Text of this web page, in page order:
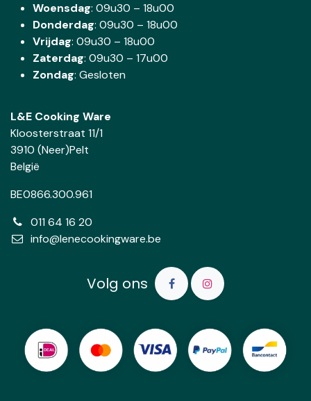
Woensdag: 09u30 – 18u00
Donderdag: 09u30 – 18u00
Vrijdag: 09u30 – 18u00
Zaterdag: 09u30 – 17u00
Zondag: Gesloten
L&E Cooking Ware
Kloosterstraat 11/1
3910 (Neer)Pelt
België
BE0866.300.961
011 64 16 20
info@lenecookingware.be
Volg ons